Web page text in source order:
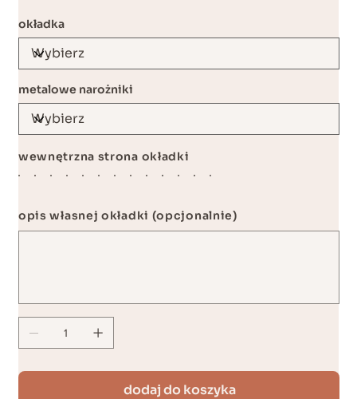
okładka
metalowe narożniki
wewnętrzna strona okładki
opis własnej okładki (opcjonalnie)
dodaj do koszyka